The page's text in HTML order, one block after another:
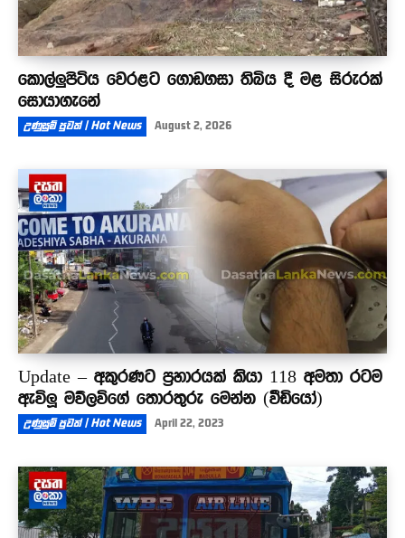
කොල්ලුපිටිය වෙරළට ගොඩගසා තිබිය දී මළ සිරුරක්
සොයාගැනේ
උණුසුම් පුවත් | Hot News August 2, 2026
Update – අකුරණට ප්‍රහාරයක් කියා 118 අමතා රටම
ඇවිලූ මව්ලවිගේ තොරතුරු මෙන්න (වීඩියෝ)
උණුසුම් පුවත් | Hot News April 22, 2023